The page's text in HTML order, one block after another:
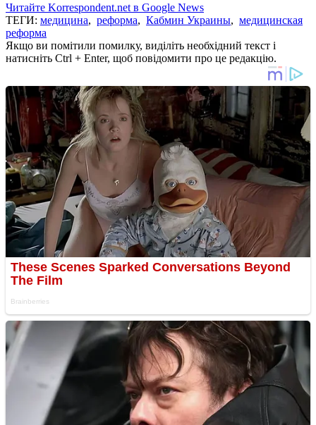
Читайте Korrespondent.net в Google News
ТЕГИ: медицина, реформа, Кабмин Украины, медицинская
реформа
Якщо ви помітили помилку, виділіть необхідний текст і
натисніть Ctrl + Enter, щоб повідомити про це редакцію.